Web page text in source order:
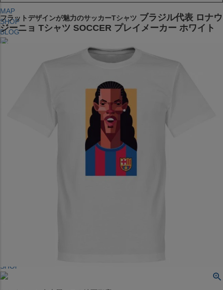
MAP
SHOP
BLOG
セレクション大阪店BIGSTEP 2F
大阪府大阪市中央区西心斎橋1丁目6番14号
SHOP
フラットデザインが魅力のサッカーTシャツ ブラジル代表 ロナウ
ジーニョ Tシャツ SOCCER プレイメーカー ホワイト